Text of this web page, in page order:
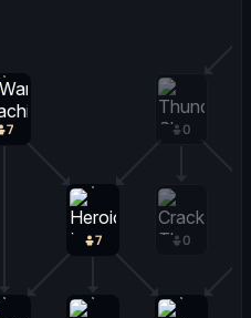
7
7 0
0